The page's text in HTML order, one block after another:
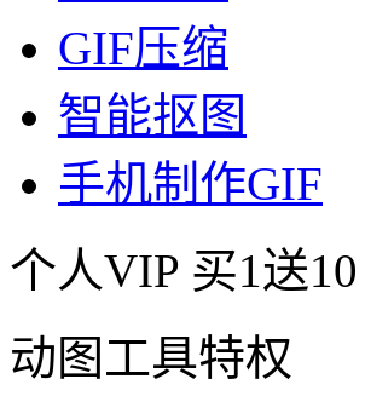
GIF压缩
智能抠图
手机制作GIF
个人VIP 买1送10
动图工具特权